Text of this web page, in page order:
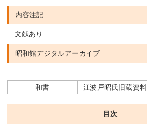
内容注記
文献あり
昭和館デジタルアーカイブ
和書 江波戸昭氏旧蔵資料
目次